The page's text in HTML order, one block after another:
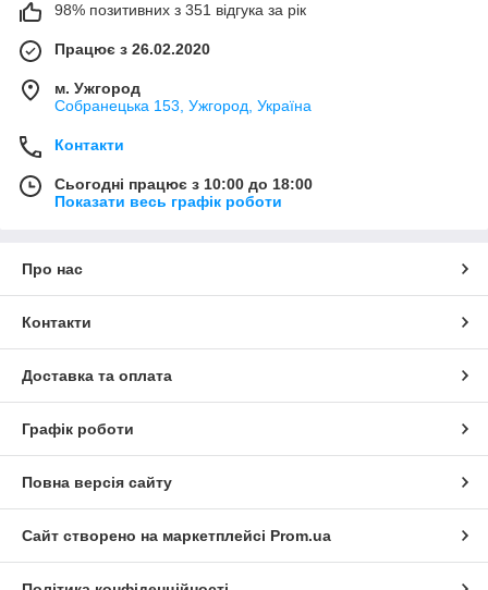
98% позитивних з 351 відгука за рік
Працює з 26.02.2020
м. Ужгород
Собранецька 153, Ужгород, Україна
Контакти
Сьогодні працює з 10:00 до 18:00
Показати весь графік роботи
Про нас
Контакти
Доставка та оплата
Графік роботи
Повна версія сайту
Сайт створено на маркетплейсі Prom.ua